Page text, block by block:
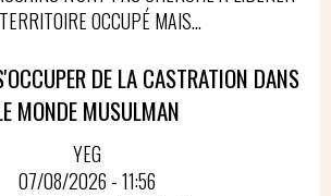
OCCUPÉ MAIS...
DE LA CASTRATION DANS
MONDE MUSULMAN
YEG
07/08/2026 - 11:56